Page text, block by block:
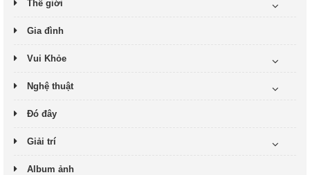
Thế giới
Gia đình
Vui Khỏe
Nghệ thuật
Đó đây
Giải trí
Album ảnh